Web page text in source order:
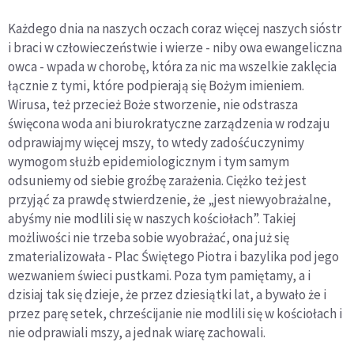
Każdego dnia na naszych oczach coraz więcej naszych sióstr
i braci w człowieczeństwie i wierze - niby owa ewangeliczna
owca - wpada w chorobę, która za nic ma wszelkie zaklęcia
łącznie z tymi, które podpierają się Bożym imieniem.
Wirusa, też przecież Boże stworzenie, nie odstrasza
święcona woda ani biurokratyczne zarządzenia w rodzaju
odprawiajmy więcej mszy, to wtedy zadośćuczynimy
wymogom służb epidemiologicznym i tym samym
odsuniemy od siebie groźbę zarażenia. Ciężko też jest
przyjąć za prawdę stwierdzenie, że „jest niewyobrażalne,
abyśmy nie modlili się w naszych kościołach”. Takiej
możliwości nie trzeba sobie wyobrażać, ona już się
zmaterializowała - Plac Świętego Piotra i bazylika pod jego
wezwaniem świeci pustkami. Poza tym pamiętamy, a i
dzisiaj tak się dzieje, że przez dziesiątki lat, a bywało że i
przez parę setek, chrześcijanie nie modlili się w kościołach i
nie odprawiali mszy, a jednak wiarę zachowali.